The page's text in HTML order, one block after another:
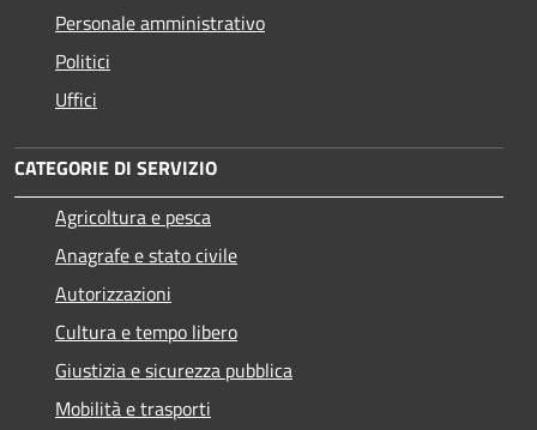
Personale amministrativo
Politici
Uffici
CATEGORIE DI SERVIZIO
Agricoltura e pesca
Anagrafe e stato civile
Autorizzazioni
Cultura e tempo libero
Giustizia e sicurezza pubblica
Mobilità e trasporti